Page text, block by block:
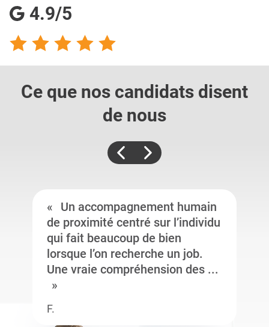
4.9/5
Ce que nos candidats disent
de nous
Un accompagnement humain
de proximité centré sur l’individu
qui fait beaucoup de bien
lorsque l’on recherche un job.
Une vraie compréhension des ...
F.